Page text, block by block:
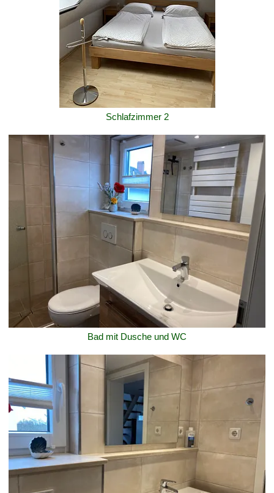
Schlafzimmer 2
Bad mit Dusche und WC